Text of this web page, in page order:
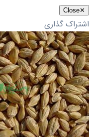
✕
Close
اشتراک گذاری